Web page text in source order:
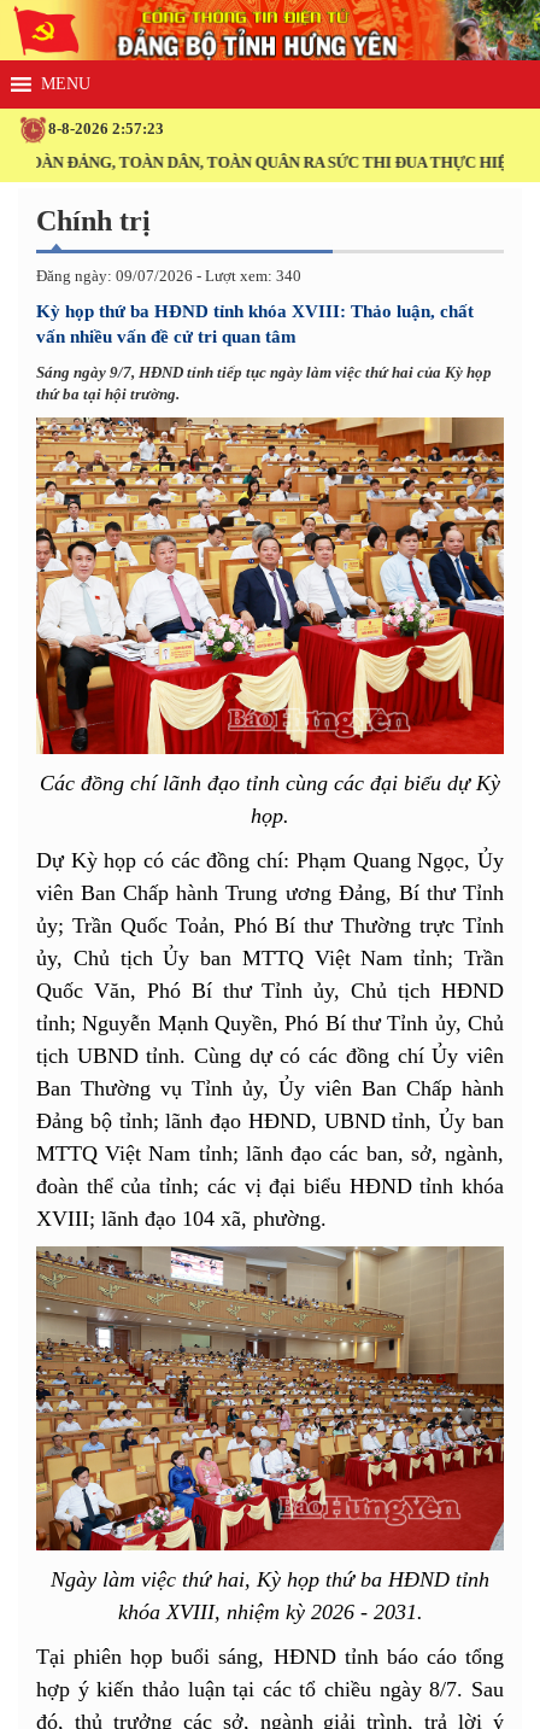
8-8-2026 2:57:24
TOÀN DÂN, TOÀN QUÂN RA SỨC THI ĐUA THỰC HIỆN THẮNG LỢI
Chính trị
Đăng ngày: 09/07/2026 - Lượt xem: 340
Kỳ họp thứ ba HĐND tỉnh khóa XVIII: Thảo luận, chất
vấn nhiều vấn đề cử tri quan tâm
Sáng ngày 9/7, HĐND tỉnh tiếp tục ngày làm việc thứ hai của Kỳ họp
thứ ba tại hội trường.
Các đồng chí lãnh đạo tỉnh cùng các đại biểu dự Kỳ
họp.
Dự Kỳ họp có các đồng chí: Phạm Quang Ngọc, Ủy
viên Ban Chấp hành Trung ương Đảng, Bí thư Tỉnh
ủy; Trần Quốc Toản, Phó Bí thư Thường trực Tỉnh
ủy, Chủ tịch Ủy ban MTTQ Việt Nam tỉnh; Trần
Quốc Văn, Phó Bí thư Tỉnh ủy, Chủ tịch HĐND
tỉnh; Nguyễn Mạnh Quyền, Phó Bí thư Tỉnh ủy, Chủ
tịch UBND tỉnh. Cùng dự có các đồng chí Ủy viên
Ban Thường vụ Tỉnh ủy, Ủy viên Ban Chấp hành
Đảng bộ tỉnh; lãnh đạo HĐND, UBND tỉnh, Ủy ban
MTTQ Việt Nam tỉnh; lãnh đạo các ban, sở, ngành,
đoàn thể của tỉnh; các vị đại biểu HĐND tỉnh khóa
XVIII; lãnh đạo 104 xã, phường.
Ngày làm việc thứ hai, Kỳ họp thứ ba HĐND tỉnh
khóa XVIII, nhiệm kỳ 2026 - 2031.
Tại phiên họp buổi sáng, HĐND tỉnh báo cáo tổng
hợp ý kiến thảo luận tại các tổ chiều ngày 8/7. Sau
đó, thủ trưởng các sở, ngành giải trình, trả lời ý